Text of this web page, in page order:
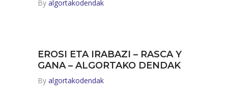
By algortakodendak
EROSI ETA IRABAZI – RASCA Y
GANA – ALGORTAKO DENDAK
By algortakodendak